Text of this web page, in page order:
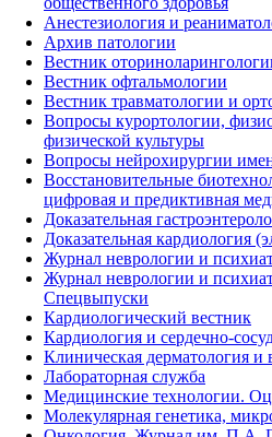
Анестезиология и
Архив патологии
Вестник
Вестник офтальмологии
Вестник травматологии и
Вопросы курортологии,
физической культуры
Вопросы нейрохирургии
Восстановительные
цифровая и предиктивная
Доказательная
Доказательная кардиология
Журнал неврологии и
Журнал неврологии и
Спецвыпуски
Кардиологический вестник
Кардиология и сердечно-
Клиническая дерматология и
Лабораторная служба
Медицинские технологии.
Молекулярная генетика,